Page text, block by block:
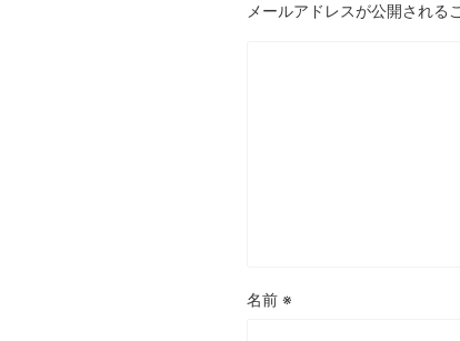
メールアドレスが公開される
名前 ※